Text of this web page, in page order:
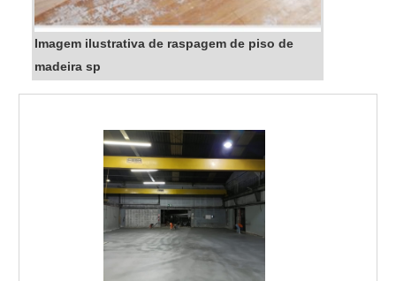
Imagem ilustrativa de raspagem de piso de
madeira sp